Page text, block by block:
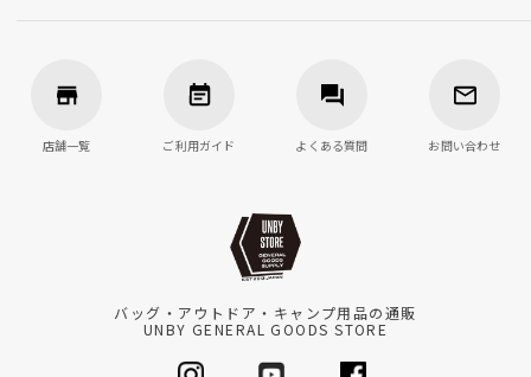
店舗一覧 ご利用ガイド よくある質問 お問い合わせ
バッグ・アウトドア・キャンプ用品の通販
UNBY GENERAL GOODS STORE